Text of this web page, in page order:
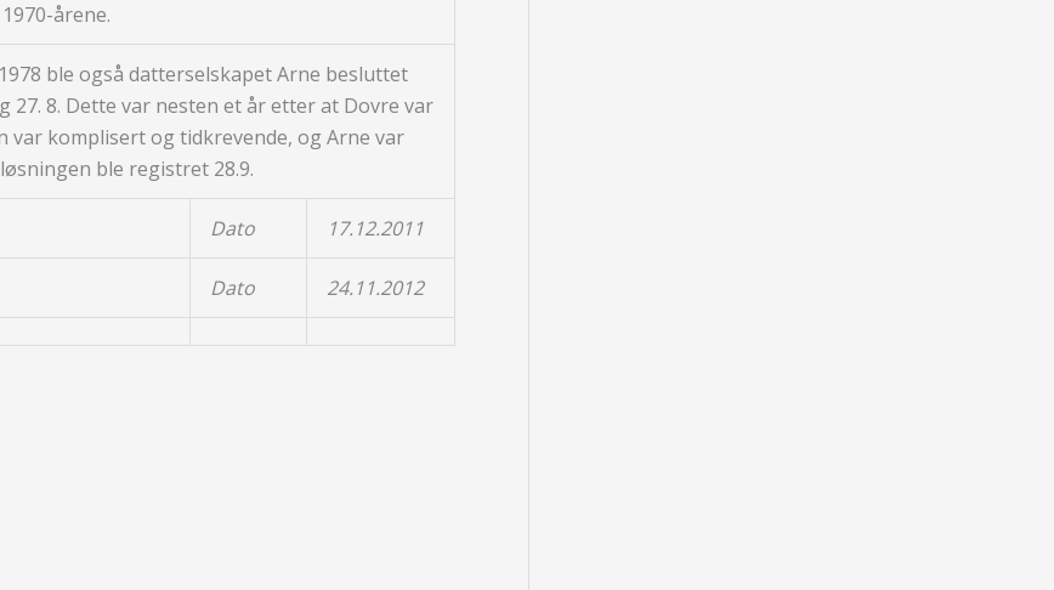
årene.
ble også datterselskapet Arne besluttet
8. Dette var nesten et år etter at Dovre var
komplisert og tidkrevende, og Arne var
ble registret 28.9.
Dato 17.12.2011
Dato 24.11.2012